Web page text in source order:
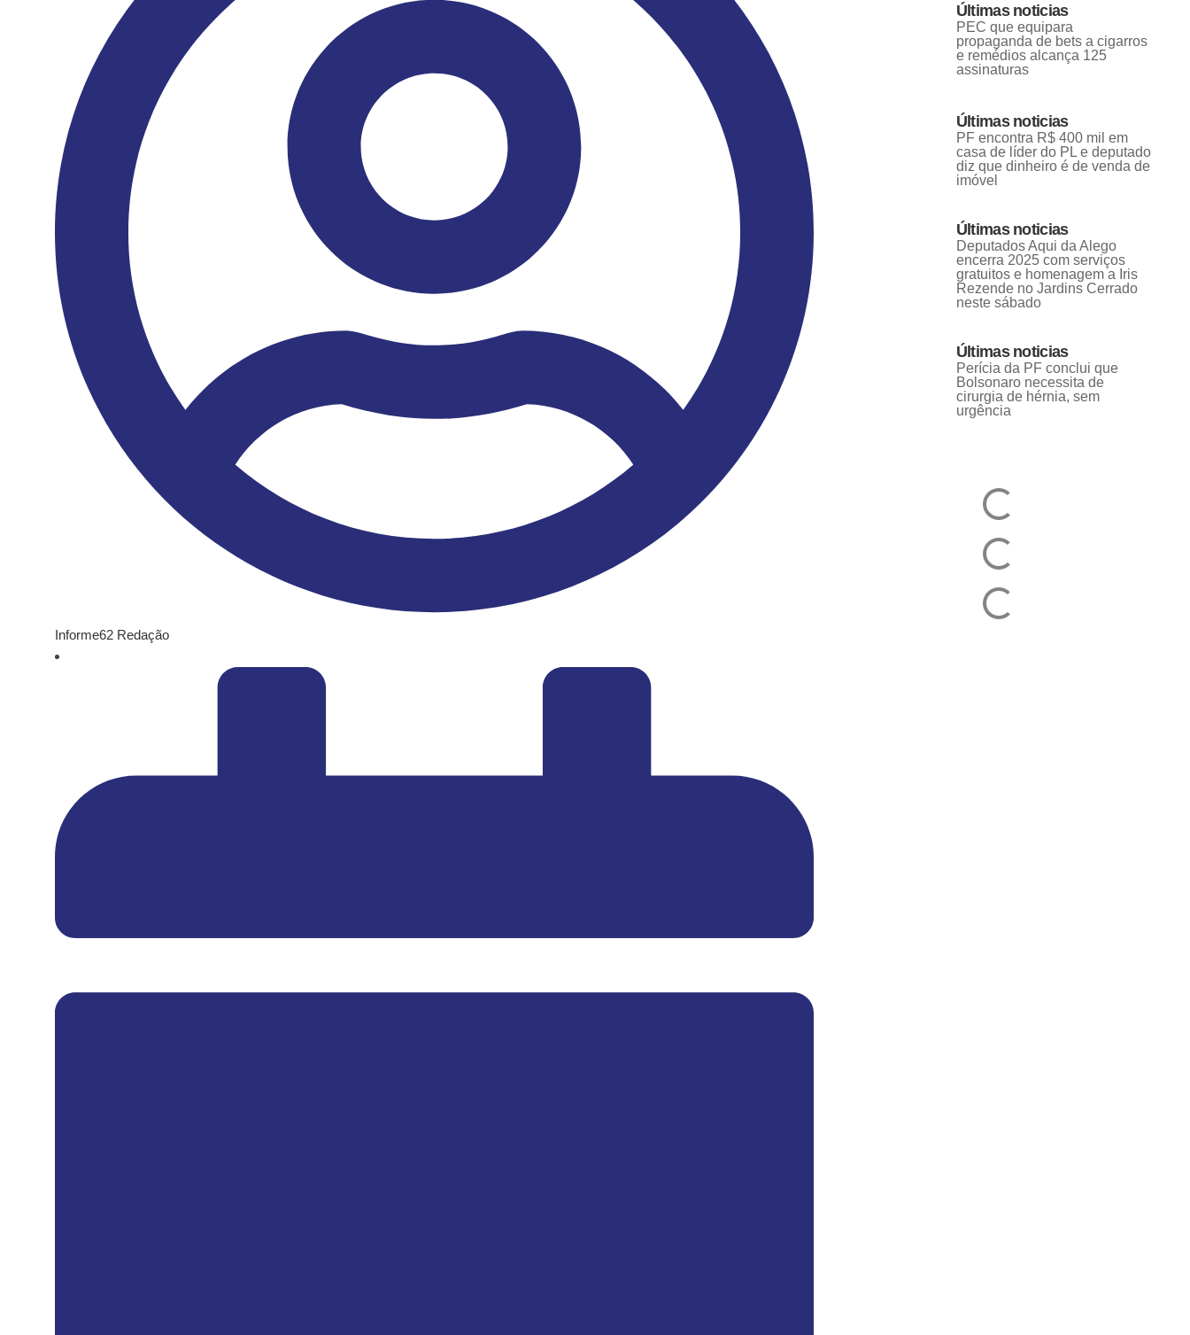
Informe62 Redação
Últimas noticias
PEC que equipara
propaganda de bets a cigarros
e remédios alcança 125
assinaturas
Últimas noticias
PF encontra R$ 400 mil em
casa de líder do PL e deputado
diz que dinheiro é de venda de
imóvel
Últimas noticias
Deputados Aqui da Alego
encerra 2025 com serviços
gratuitos e homenagem a Iris
Rezende no Jardins Cerrado
neste sábado
Últimas noticias
Perícia da PF conclui que
Bolsonaro necessita de
cirurgia de hérnia, sem
urgência